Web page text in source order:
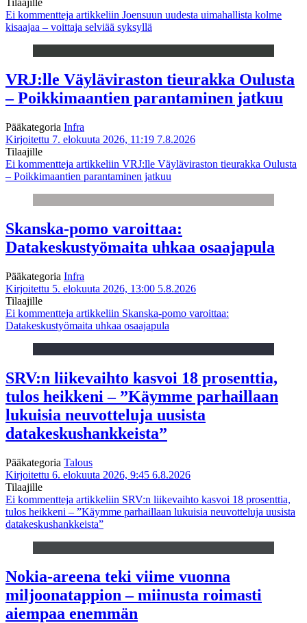
Tilaajille
Ei kommentteja artikkeliin Joensuun uudesta uimahallista kolme
kisaajaa – voittaja selviää syksyllä
VRJ:lle Väyläviraston tieurakka Oulusta
– Poikkimaantien parantaminen jatkuu
Pääkategoria Infra
Kirjoitettu 7. elokuuta 2026, 11:19 7.8.2026
Tilaajille
Ei kommentteja artikkeliin VRJ:lle Väyläviraston tieurakka Oulusta
– Poikkimaantien parantaminen jatkuu
Skanska-pomo varoittaa:
Datakeskustyömaita uhkaa osaajapula
Pääkategoria Infra
Kirjoitettu 5. elokuuta 2026, 13:00 5.8.2026
Tilaajille
Ei kommentteja artikkeliin Skanska-pomo varoittaa:
Datakeskustyömaita uhkaa osaajapula
SRV:n liikevaihto kasvoi 18 prosenttia,
tulos heikkeni – ”Käymme parhaillaan
lukuisia neuvotteluja uusista
datakeskushankkeista”
Pääkategoria Talous
Kirjoitettu 6. elokuuta 2026, 9:45 6.8.2026
Tilaajille
Ei kommentteja artikkeliin SRV:n liikevaihto kasvoi 18 prosenttia,
tulos heikkeni – ”Käymme parhaillaan lukuisia neuvotteluja uusista
datakeskushankkeista”
Nokia-areena teki viime vuonna
miljoonatappion – miinusta roimasti
aiempaa enemmän